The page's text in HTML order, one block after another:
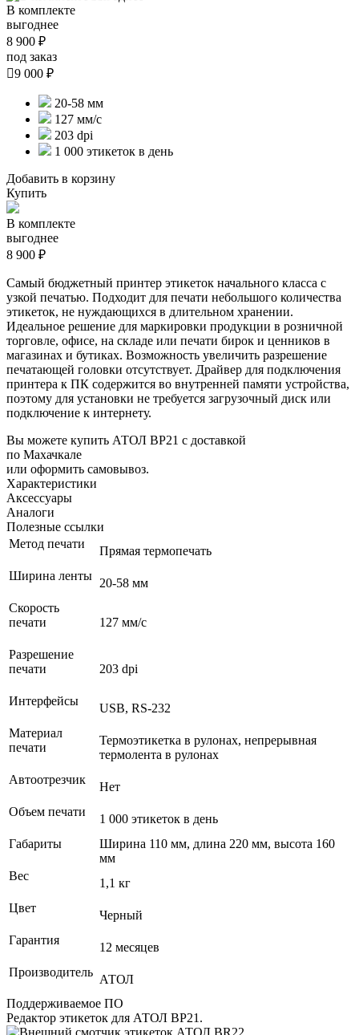
В комплекте
выгоднее
8 900 ₽
под заказ
9 000 ₽
20-58 мм
127 мм/с
203 dpi
1 000 этикеток в день
Добавить в корзину
Купить
В комплекте
выгоднее
8 900 ₽
Самый бюджетный принтер этикеток начального класса с
узкой печатью. Подходит для печати небольшого количества
этикеток, не нуждающихся в длительном хранении.
Идеальное решение для маркировки продукции в розничной
торговле, офисе, на складе или печати бирок и ценников в
магазинах и бутиках. Возможность увеличить разрешение
печатающей головки отсутствует. Драйвер для подключения
принтера к ПК содержится во внутренней памяти устройства,
поэтому для установки не требуется загрузочный диск или
подключение к интернету.
Вы можете купить АТОЛ BP21 с доставкой
по Махачкале
или оформить самовывоз.
Характеристики
Аксессуары
Аналоги
Полезные ссылки
Метод печати
Прямая термопечать
Ширина ленты
20-58 мм
Скорость
печати
127 мм/с
Разрешение
печати
203 dpi
Интерфейсы
USB, RS-232
Материал
печати
Термоэтикетка в рулонах, непрерывная
термолента в рулонах
Автоотрезчик
Нет
Объем печати
1 000 этикеток в день
Габариты
Ширина 110 мм, длина 220 мм, высота 160
мм
Вес
1,1 кг
Цвет
Черный
Гарантия
12 месяцев
Производитель
АТОЛ
Поддерживаемое ПО
Редактор этикеток для АТОЛ BP21.